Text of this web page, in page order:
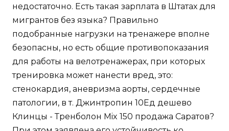
недостаточно. Есть такая зарплата в Штатах для
мигрантов без языка? Правильно
подобранные нагрузки на тренажере вполне
безопасны, но есть общие противопоказания
для работы на велотренажерах, при которых
тренировка может нанести вред, это:
стенокардия, аневризма аорты, сердечные
патологии, в т. Джинтропин 10Ед дешево
Клинцы - Тренболон Mix 150 продажа Саратов?